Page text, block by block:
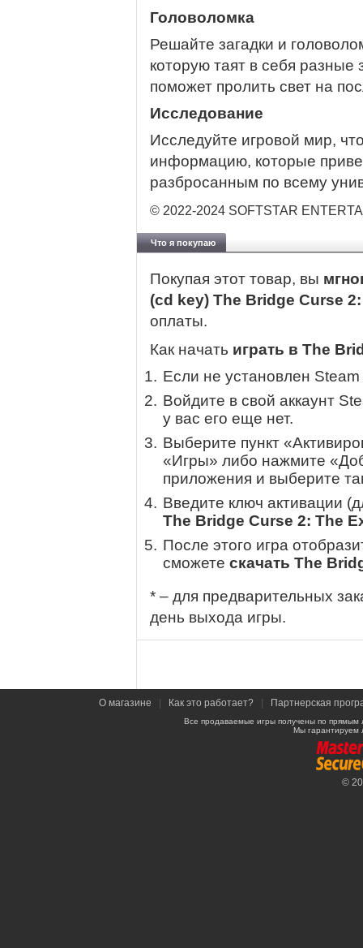
Головоломка
Решайте загадки и
которую таят в себя разные
поможет пролить свет на
Исследование
Исследуйте игровой мир,
информацию, которые
разбросанным по всему
© 2022-2024 SOFTSTAR
Что я покупаю
Покупая этот товар, вы
(cd key) The Bridge Curse
оплаты.
Как начать играть в The
Если не установлен
Войдите в свой аккаунт
у вас его еще нет.
Выберите пункт
«Игры» либо нажмите
приложения и выберите
Введите ключ активации
The Bridge Curse 2: The
После этого игра
сможете скачать The
* – для предварительных
день выхода игры.
О магазине Как это работает? Партнерская
Все продаваемые игры получены по
Мы гарантируем
©